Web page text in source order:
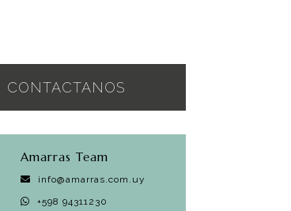
CONTACTANOS
Amarras Team
info@amarras.com.uy
+598 94311230